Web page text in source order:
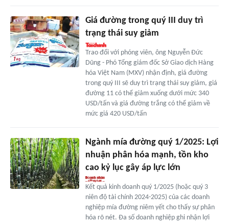
Giá đường trong quý III duy trì
trạng thái suy giảm
Trao đổi với phóng viên, ông Nguyễn Đức
Dũng - Phó Tổng giám đốc Sở Giao dịch Hàng
hóa Việt Nam (MXV) nhận định, giá đường
trong quý III sẽ duy trì trạng thái suy giảm, giá
đường 11 có thể giảm xuống dưới mức 340
USD/tấn và giá đường trắng có thể giảm về
mức giá 420 USD/tấn
Ngành mía đường quý 1/2025: Lợi
nhuận phân hóa mạnh, tồn kho
cao kỷ lục gây áp lực lớn
Kết quả kinh doanh quý 1/2025 (hoặc quý 3
niên độ tài chính 2024-2025) của các doanh
nghiệp mía đường niêm yết cho thấy sự phân
hóa rõ nét. Đa số doanh nghiệp ghi nhận lợi